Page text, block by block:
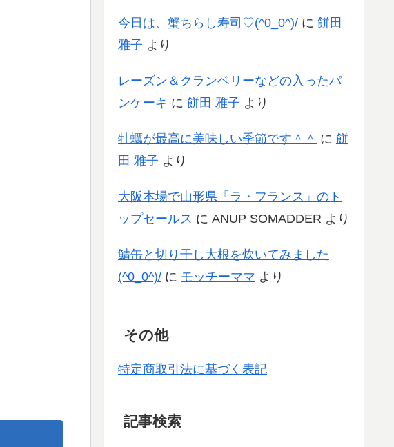
今日は、蟹ちらし寿司♡(^0_0^)/ に 餅田
雅子 より
レーズン＆クランベリーなどの入ったパ
ンケーキ に 餅田 雅子 より
牡蠣が最高に美味しい季節です＾＾ に 餅
田 雅子 より
大阪本場で山形県「ラ・フランス」のト
ップセールス に ANUP SOMADDER より
鯖缶と切り干し大根を炊いてみました
(^0_0^)/ に モッチーママ より
その他
特定商取引法に基づく表記
記事検索